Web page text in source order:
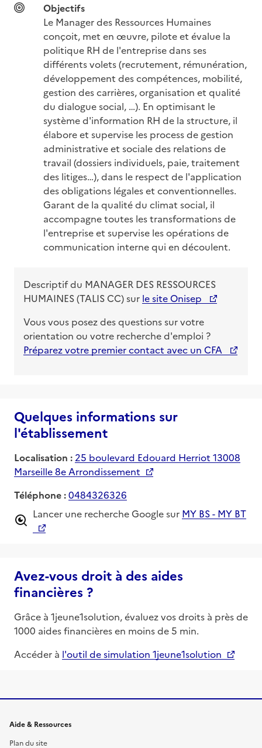
Objectifs
Le Manager des Ressources Humaines
conçoit, met en œuvre, pilote et évalue la
politique RH de l'entreprise dans ses
différents volets (recrutement, rémunération,
développement des compétences, mobilité,
gestion des carrières, organisation et qualité
du dialogue social, …). En optimisant le
système d'information RH de la structure, il
élabore et supervise les process de gestion
administrative et sociale des relations de
travail (dossiers individuels, paie, traitement
des litiges…), dans le respect de l'application
des obligations légales et conventionnelles.
Garant de la qualité du climat social, il
accompagne toutes les transformations de
l'entreprise et supervise les opérations de
communication interne qui en découlent.
Descriptif du MANAGER DES RESSOURCES
HUMAINES (TALIS CC)sur le site Onisep
Vous vous posez des questions sur votre
orientation ou votre recherche d'emploi ?
Préparez votre premier contact avec un CFA
Quelques informations sur
l'établissement
Localisation : 25 boulevard Edouard Herriot 13008
Marseille 8e Arrondissement
Téléphone :0484326326
Lancer une recherche Google sur MY BS - MY BT
Avez-vous droit à des aides
financières ?
Grâce à 1jeune1solution, évaluez vos droits à près de
1000 aides financières en moins de 5 min.
Accéder à l'outil de simulation 1jeune1solution
Informations et liens du site
Aide & Ressources
Plan du site